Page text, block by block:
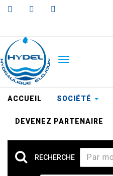
Aller
TOGGLE
ACCUEIL SOCIÉTÉ
DEVENEZ PARTENAIRE
RECHERCHE